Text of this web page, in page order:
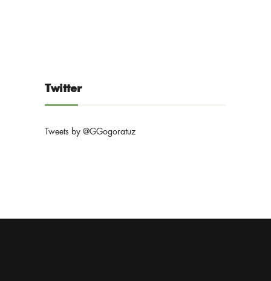
Twitter
Tweets by @GGogoratuz